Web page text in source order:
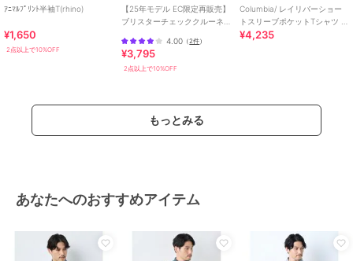
期間限定SALE
エレメント オブ シンプルライフ
期間限定SALE
2点以上で10%OFF
ｱﾆﾏﾙﾌﾟﾘﾝﾄ半袖T(rhino)
¥1,650
2点以上で10%OFF
【25年モデル EC限定再販売】
ブリスターチェッククルーネ
4.00 （2件）
¥3,795
2点以上で10%OFF
Columbia/ レイリバーショー
トスリーブポケットTシャツ /
コロンビア
¥4,235
もっとみる
あなたへのおすすめアイテム